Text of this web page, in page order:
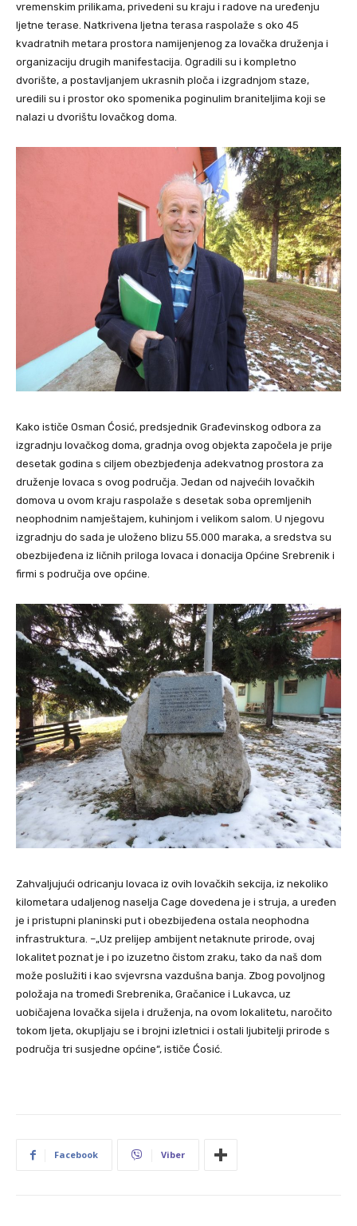
vremenskim prilikama, privedeni su kraju i radove na uređenju
ljetne terase. Natkrivena ljetna terasa raspolaže s oko 45
kvadratnih metara prostora namijenjenog za lovačka druženja i
organizaciju drugih manifestacija. Ogradili su i kompletno
dvorište, a postavljanjem ukrasnih ploča i izgradnjom staze,
uredili su i prostor oko spomenika poginulim braniteljima koji se
nalazi u dvorištu lovačkog doma.
Kako ističe Osman Ćosić, predsjednik Građevinskog odbora za
izgradnju lovačkog doma, gradnja ovog objekta započela je prije
desetak godina s ciljem obezbjeđenja adekvatnog prostora za
druženje lovaca s ovog područja. Jedan od najvećih lovačkih
domova u ovom kraju raspolaže s desetak soba opremljenih
neophodnim namještajem, kuhinjom i velikom salom. U njegovu
izgradnju do sada je uloženo blizu 55.000 maraka, a sredstva su
obezbijeđena iz ličnih priloga lovaca i donacija Općine Srebrenik i
firmi s područja ove općine.
Zahvaljujući odricanju lovaca iz ovih lovačkih sekcija, iz nekoliko
kilometara udaljenog naselja Cage dovedena je i struja, a uređen
je i pristupni planinski put i obezbijeđena ostala neophodna
infrastruktura. –„Uz prelijep ambijent netaknute prirode, ovaj
lokalitet poznat je i po izuzetno čistom zraku, tako da naš dom
može poslužiti i kao svjevrsna vazdušna banja. Zbog povoljnog
položaja na tromeđi Srebrenika, Gračanice i Lukavca, uz
uobičajena lovačka sijela i druženja, na ovom lokalitetu, naročito
tokom ljeta, okupljaju se i brojni izletnici i ostali ljubitelji prirode s
područja tri susjedne općine“, ističe Ćosić.
Facebook Viber